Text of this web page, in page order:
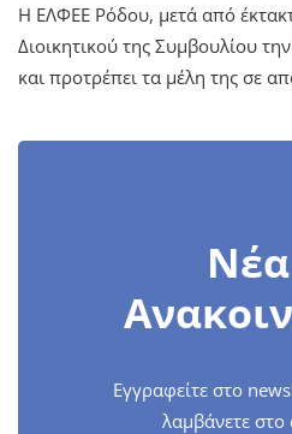
Η ΕΛΦΕΕ Ρόδου, μετά από
Διοικητικού της Συμβουλίου
και προτρέπει τα μέλη της σε
Εγγραφείτε στο
λαμβάνετε